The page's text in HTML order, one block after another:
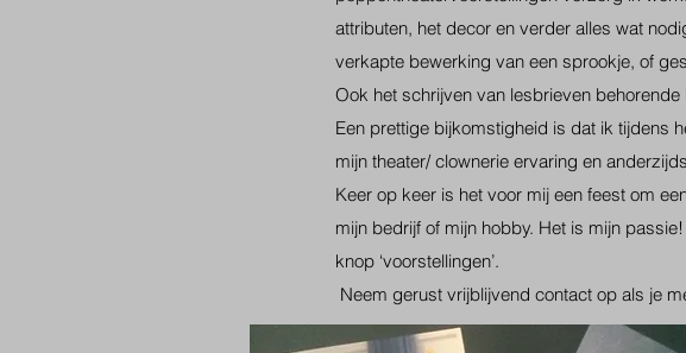
attributen, het decor en verder alles wat
verkapte bewerking van een sprookje, of
Ook het schrijven van lesbrieven
Een prettige bijkomstigheid is dat ik tijdens
mijn theater/ clownerie ervaring en
Keer op keer is het voor mij een feest om
mijn bedrijf of mijn hobby. Het is mijn
knop ‘voorstellingen’.
Neem gerust vrijblijvend contact op als je